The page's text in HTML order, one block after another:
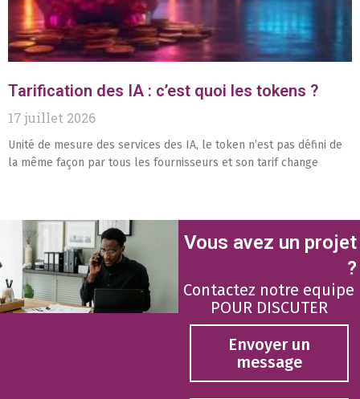
Tarification des IA : c’est quoi les tokens ?
17 juillet 2026
Unité de mesure des services des IA, le token n’est pas défini de
la même façon par tous les fournisseurs et son tarif change
Vous avez un projet
?
Contactez notre equipe
POUR DISCUTER
Envoyer un
message